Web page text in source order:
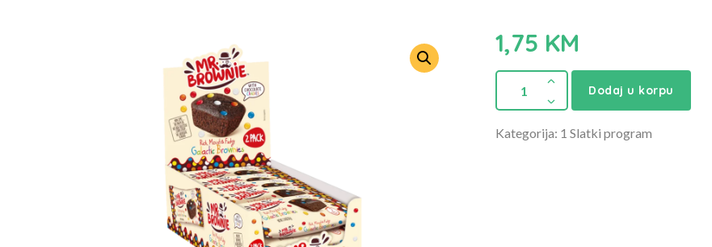
1,75 KM
Dodaj u korpu
Kategorija: 1 Slatki program